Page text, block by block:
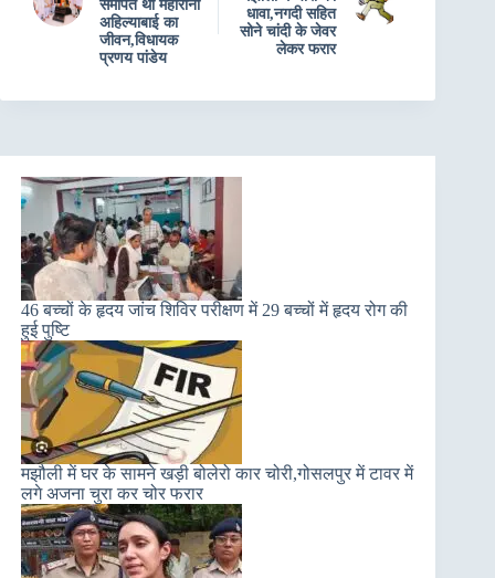
समर्पित था महारानी
अहिल्याबाई का
जीवन,विधायक
प्रणय पांडेय
धावा,नगदी सहित
सोने चांदी के जेवर
लेकर फरार
46 बच्चों के हृदय जांच शिविर परीक्षण में 29 बच्चों में हृदय रोग की
हुई पुष्टि
मझौली में घर के सामने खड़ी बोलेरो कार चोरी,गोसलपुर में टावर में
लगे अजना चुरा कर चोर फरार